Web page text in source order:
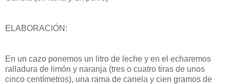
ELABORACIÓN:
En un cazo ponemos un litro de leche y en el echaremos
ralladura de limón y naranja (tres o cuatro tiras de unos
cinco centímetros), una rama de canela y cien gramos de